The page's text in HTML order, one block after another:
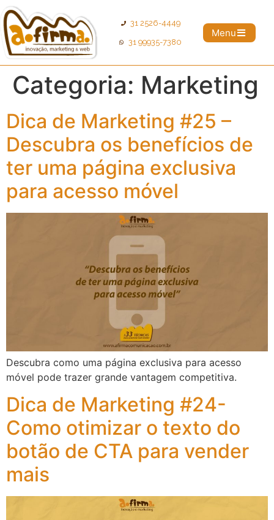
31 2526-4449
31 99935-7380
Menu
Categoria: Marketing
Dica de Marketing #25 –
Descubra os benefícios de
ter uma página exclusiva
para acesso móvel
Descubra como uma página exclusiva para acesso
móvel pode trazer grande vantagem competitiva.
Dica de Marketing #24-
Como otimizar o texto do
botão de CTA para vender
mais